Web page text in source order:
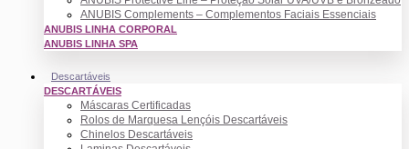
ANUBIS Complements – Complementos Faciais Essenciais
ANUBIS LINHA CORPORAL
ANUBIS LINHA SPA
Descartáveis
DESCARTÁVEIS
Máscaras Certificadas
Rolos de Marquesa Lençóis Descartáveis
Chinelos Descartáveis